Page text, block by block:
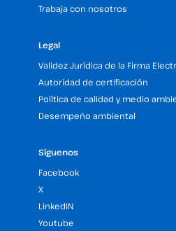
Trabaja con nosotros
Legal
Validez Jurídica de la Firma
Autoridad de certificación
Política de calidad y medio
Desempeño ambiental
Síguenos
Facebook
X
LinkedIN
Youtube